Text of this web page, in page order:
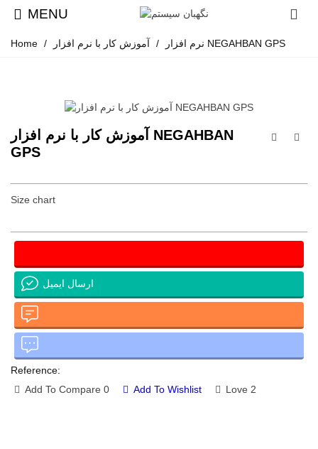
MENU
Home / نرم افزار / آموزش کار با نرم افزار NEGAHBAN GPS
آموزش کار با نرم افزار NEGAHBAN
GPS
Size chart
ارسال ایمیل
Reference:
Add To Compare 0 Add To Wishlist Love 2